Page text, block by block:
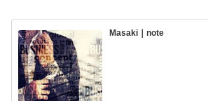
Masaki｜note